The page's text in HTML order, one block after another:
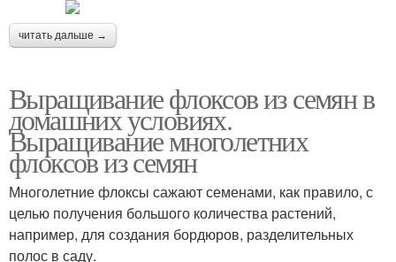
читать дальше →
Выращивание флоксов из семян в
домашних условиях.
Выращивание многолетних
флоксов из семян
Многолетние флоксы сажают семенами, как правило, с
целью получения большого количества растений,
например, для создания бордюров, разделительных
полос в саду.